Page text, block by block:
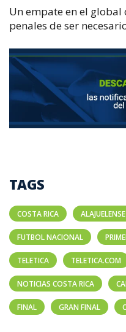
Un empate en el
penales de ser
TAGS
COSTA RICA ALAJUELENSE
FUTBOL NACIONAL
TELETICA TELETICA.COM
NOTICIAS COSTA RICA
FINAL GRAN FINAL